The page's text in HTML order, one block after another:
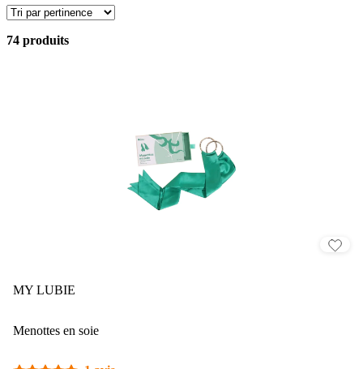
74 produits
MY LUBIE
Menottes en soie